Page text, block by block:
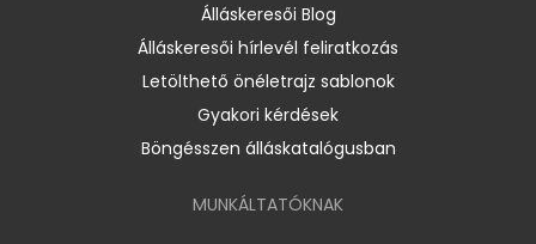
Álláskeresői Blog
Álláskeresői hírlevél feliratkozás
Letölthető önéletrajz sablonok
Gyakori kérdések
Böngésszen álláskatalógusban
MUNKÁLTATÓKNAK